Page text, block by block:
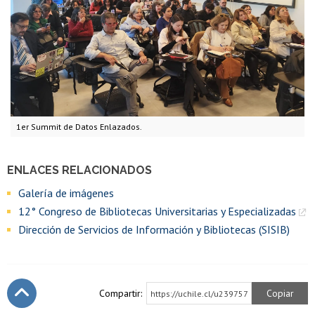
1er Summit de Datos Enlazados.
ENLACES RELACIONADOS
Galería de imágenes
12° Congreso de Bibliotecas Universitarias y Especializadas
Dirección de Servicios de Información y Bibliotecas (SISIB)
Compartir: https://uchile.cl/u239757 Copiar